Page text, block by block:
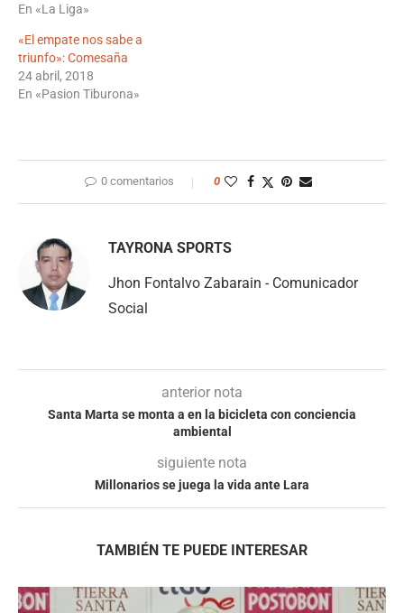
En «La Liga»
«El empate nos sabe a
triunfo»: Comesaña
24 abril, 2018
En «Pasion Tiburona»
0 comentarios 0
TAYRONA SPORTS
Jhon Fontalvo Zabarain - Comunicador
Social
anterior nota
Santa Marta se monta a en la bicicleta con conciencia
ambiental
siguiente nota
Millonarios se juega la vida ante Lara
TAMBIÉN TE PUEDE INTERESAR